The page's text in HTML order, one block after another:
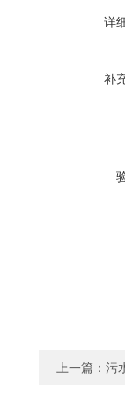
详
补
上一篇： 污